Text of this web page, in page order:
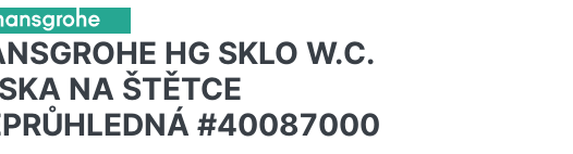
HG SKLO W.C.
NA ŠTĚTCE
#40087000